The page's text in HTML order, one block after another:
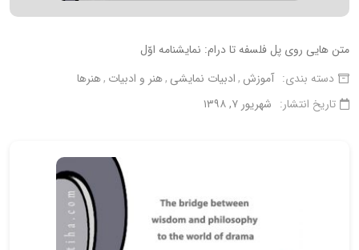
متن هایی روی پل فلسفه تا درام: نمایشنامه اوّل
دسته بندی: آموزش ادبیات نمایشی هنر و ادبیات هنرها
تاریخ انتشار: شهریور ۷, ۱۳۹۸